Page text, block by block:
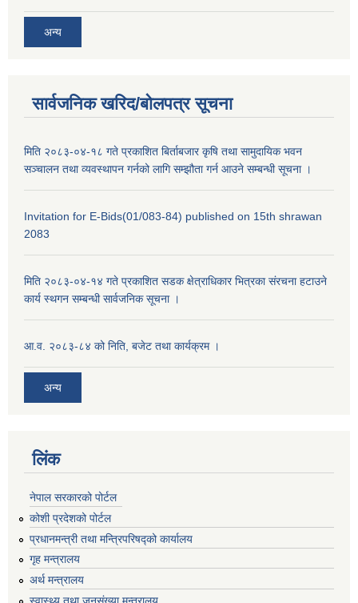
अन्य
सार्वजनिक खरिद/बोलपत्र सूचना
मिति २०८३-०४-१८ गते प्रकाशित बिर्ताबजार कृषि तथा सामुदायिक भवन
सञ्चालन तथा व्यवस्थापन गर्नको लागि सम्झौता गर्न आउने सम्बन्धी सूचना ।
Invitation for E-Bids(01/083-84) published on 15th shrawan
2083
मिति २०८३-०४-१४ गते प्रकाशित सडक क्षेत्राधिकार भित्रका संरचना हटाउने
कार्य स्थगन सम्बन्धी सार्वजनिक सूचना ।
आ.व. २०८३-८४ को निति, बजेट तथा कार्यक्रम ।
अन्य
लिंक
नेपाल सरकारको पोर्टल
कोशी प्रदेशको पोर्टल
प्रधानमन्‍त्री तथा मन्‍त्रिपरिषद्को कार्यालय
गृह मन्‍त्रालय
अर्थ मन्त्रालय